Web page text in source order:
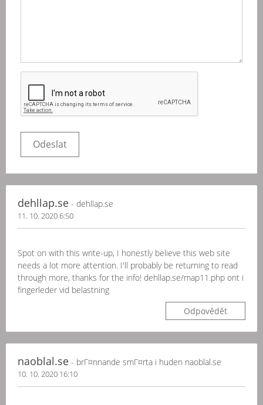
dehllap.se - dehllap.se
11. 10. 2020 6:50
Spot on with this write-up, I honestly believe this web site
needs a lot more attention. I'll probably be returning to read
through more, thanks for the info! dehllap.se/map11.php ont i
fingerleder vid belastning
Odpovědět
naoblal.se - brГ¤nnande smГ¤rta i huden naoblal.se
10. 10. 2020 16:10